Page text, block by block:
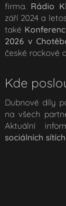
firma. Rádio
září 2024 a
také
2026 v
české rockové
Kde
Dubnové díly
na všech
Aktuální
sociálních